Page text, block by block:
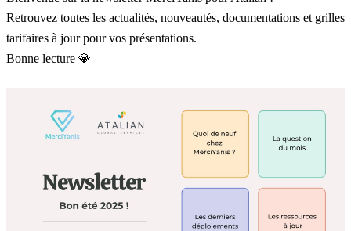
Retrouvez toutes les actualités, nouveautés, documentations et grilles
tarifaires à jour pour vos présentations.
Bonne lecture 💎